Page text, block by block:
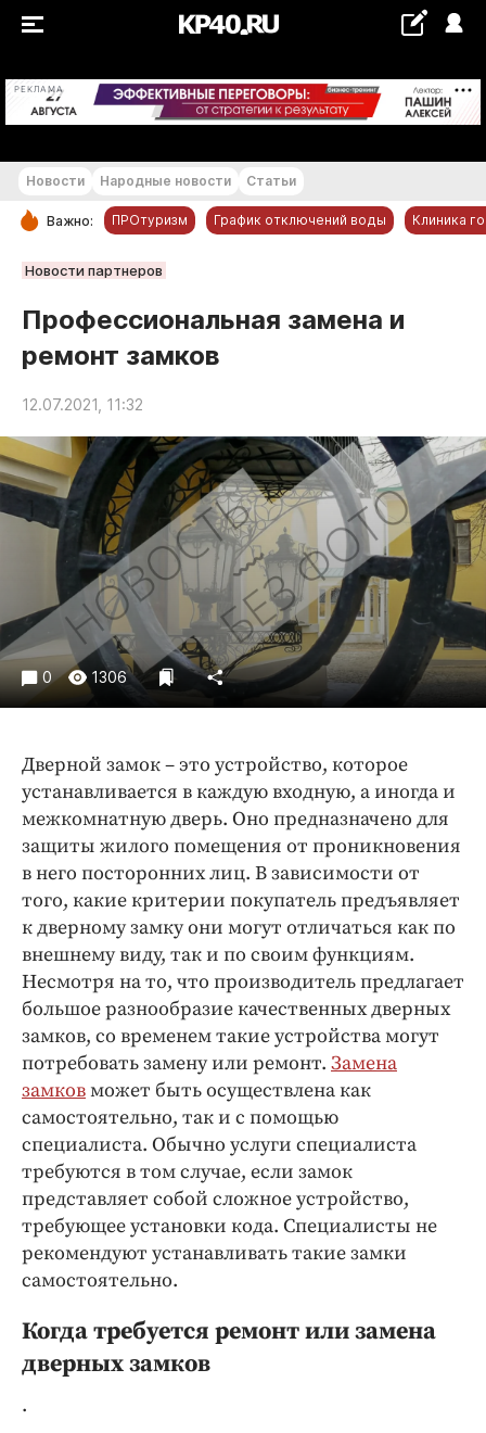
РЕКЛАМА +21...+22 °С
РУБРИКИ
Обнинск
Новости компаний
Статьи
Народные новости
Авто и транспорт
Благоустройство
Криминал
Культура
Недвижимость и ЖКХ
Образование
Общество
Погода
Праздники
Спорт
Экономика и бизнес
ПРОЕКТЫ
Блоги
Издания
Медиаперсона
Интересное чтиво
Клиника года
Бренд года
Работодатель года
Новости Народные новости Статьи
Важно: ПРОтуризм График отключений воды Клиника
Новости партнеров
Профессиональная замена и
ремонт замков
12.07.2021, 11:32
0 1306
Дверной замок – это устройство, которое
устанавливается в каждую входную, а иногда и
межкомнатную дверь. Оно предназначено для
защиты жилого помещения от проникновения
в него посторонних лиц. В зависимости от
того, какие критерии покупатель предъявляет
к дверному замку они могут отличаться как по
внешнему виду, так и по своим функциям.
Несмотря на то, что производитель предлагает
большое разнообразие качественных дверных
замков, со временем такие устройства могут
потребовать замену или ремонт. Замена
замковможет быть осуществлена как
самостоятельно, так и с помощью
специалиста. Обычно услуги специалиста
требуются в том случае, если замок
представляет собой сложное устройство,
требующее установки кода. Специалисты не
рекомендуют устанавливать такие замки
самостоятельно.
Когда требуется ремонт или замена
дверных замков
.